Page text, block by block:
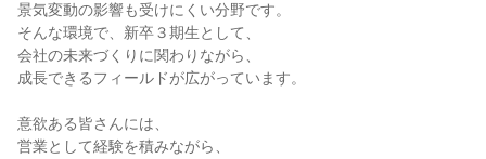
景気変動の影響も受けにくい分野です。
そんな環境で、新卒３期生として、
会社の未来づくりに関わりながら、
成長できるフィールドが広がっています。
意欲ある皆さんには、
営業として経験を積みながら、